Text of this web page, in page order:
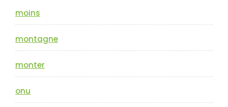
moins
montagne
monter
onu